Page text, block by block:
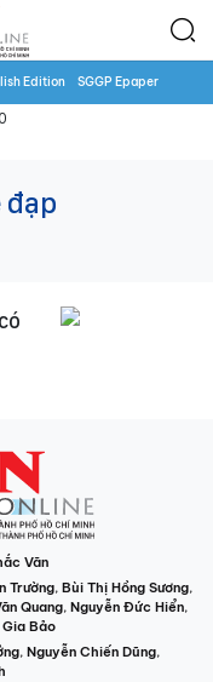
Edition SGGP Epaper
đạp
Văn
Trường, Bùi Thị Hồng Sương,
Quang, Nguyễn Đức Hiển,
Gia Bảo
, Nguyễn Chiến Dũng,